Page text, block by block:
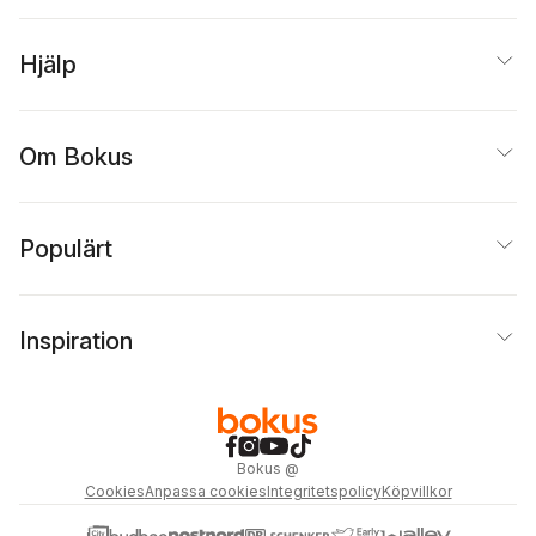
Hjälp
Om Bokus
Populärt
Inspiration
Bokus @
CookiesAnpassa cookiesIntegritetspolicyKöpvillkor